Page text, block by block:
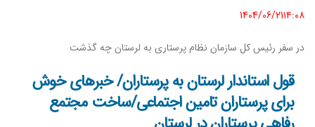
1404/06/21١٤:٠٨
در سفر رئیس کل سازمان نظام پرستاری به لرستان چه گذشت
قول استاندار لرستان به پرستاران/ خبرهای خوش
برای پرستاران تامین اجتماعی/ساخت مجتمع